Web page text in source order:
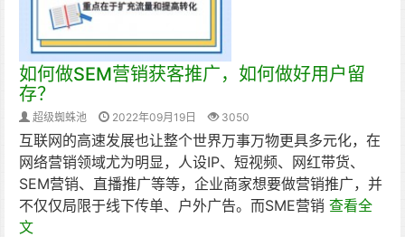
如何做SEM营销获客推广，如何做好用户留
存？
超级蜘蛛池 2022年09月19日 3050
互联网的高速发展也让整个世界万事万物更具多元化，在
网络营销领域尤为明显，人设IP、短视频、网红带货、
SEM营销、直播推广等等，企业商家想要做营销推广，并
不仅仅局限于线下传单、户外广告。而SME营销 查看全
文